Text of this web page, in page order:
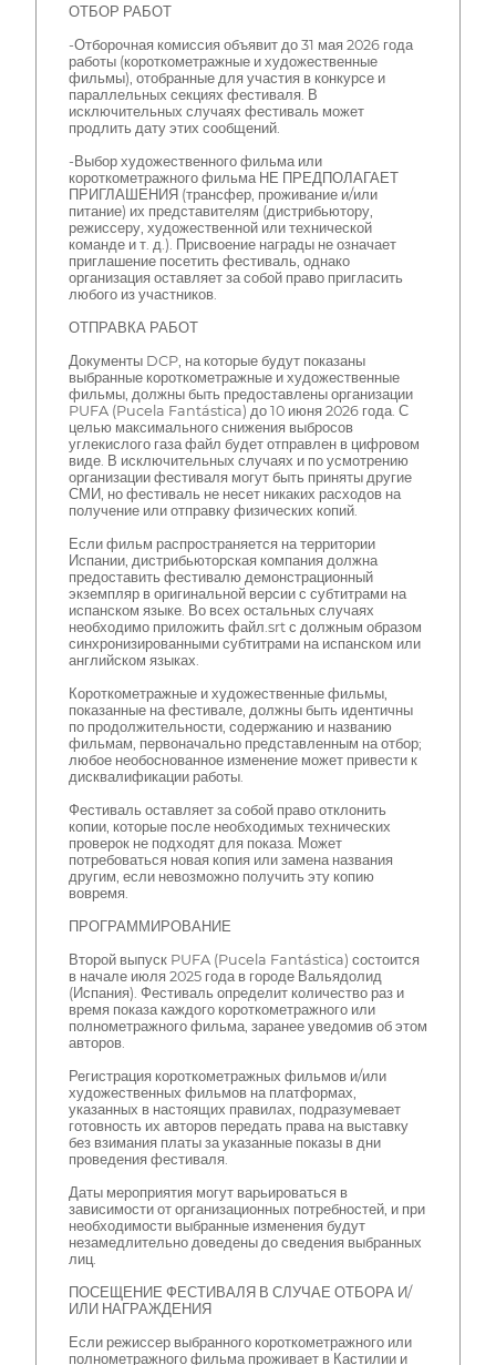
ОТБОР РАБОТ
-Отборочная комиссия объявит до 31 мая 2026 года
работы (короткометражные и художественные
фильмы), отобранные для участия в конкурсе и
параллельных секциях фестиваля. В
исключительных случаях фестиваль может
продлить дату этих сообщений.
-Выбор художественного фильма или
короткометражного фильма НЕ ПРЕДПОЛАГАЕТ
ПРИГЛАШЕНИЯ (трансфер, проживание и/или
питание) их представителям (дистрибьютору,
режиссеру, художественной или технической
команде и т. д.). Присвоение награды не означает
приглашение посетить фестиваль, однако
организация оставляет за собой право пригласить
любого из участников.
ОТПРАВКА РАБОТ
Документы DCP, на которые будут показаны
выбранные короткометражные и художественные
фильмы, должны быть предоставлены организации
PUFA (Pucela Fantástica) до 10 июня 2026 года. С
целью максимального снижения выбросов
углекислого газа файл будет отправлен в цифровом
виде. В исключительных случаях и по усмотрению
организации фестиваля могут быть приняты другие
СМИ, но фестиваль не несет никаких расходов на
получение или отправку физических копий.
Если фильм распространяется на территории
Испании, дистрибьюторская компания должна
предоставить фестивалю демонстрационный
экземпляр в оригинальной версии с субтитрами на
испанском языке. Во всех остальных случаях
необходимо приложить файл.srt с должным образом
синхронизированными субтитрами на испанском или
английском языках.
Короткометражные и художественные фильмы,
показанные на фестивале, должны быть идентичны
по продолжительности, содержанию и названию
фильмам, первоначально представленным на отбор;
любое необоснованное изменение может привести к
дисквалификации работы.
Фестиваль оставляет за собой право отклонить
копии, которые после необходимых технических
проверок не подходят для показа. Может
потребоваться новая копия или замена названия
другим, если невозможно получить эту копию
вовремя.
ПРОГРАММИРОВАНИЕ
Второй выпуск PUFA (Pucela Fantástica) состоится
в начале июля 2025 года в городе Вальядолид
(Испания). Фестиваль определит количество раз и
время показа каждого короткометражного или
полнометражного фильма, заранее уведомив об этом
авторов.
Регистрация короткометражных фильмов и/или
художественных фильмов на платформах,
указанных в настоящих правилах, подразумевает
готовность их авторов передать права на выставку
без взимания платы за указанные показы в дни
проведения фестиваля.
Даты мероприятия могут варьироваться в
зависимости от организационных потребностей, и при
необходимости выбранные изменения будут
незамедлительно доведены до сведения выбранных
лиц.
ПОСЕЩЕНИЕ ФЕСТИВАЛЯ В СЛУЧАЕ ОТБОРА И/
ИЛИ НАГРАЖДЕНИЯ
Если режиссер выбранного короткометражного или
полнометражного фильма проживает в Кастилии и